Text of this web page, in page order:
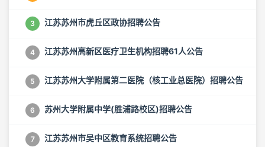
3 江苏苏州市虎丘区政协招聘公告
4 江苏苏州高新区医疗卫生机构招聘61人公告
5 江苏苏州大学附属第二医院（核工业总医院）招聘公告
6 苏州大学附属中学(胜浦路校区)招聘公告
7 江苏苏州市吴中区教育系统招聘公告